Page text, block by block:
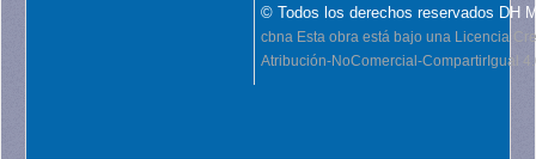
© Todos los derechos reservados DH
cbna Esta obra está bajo una Licencia
Atribución-NoComercial-CompartirIgual